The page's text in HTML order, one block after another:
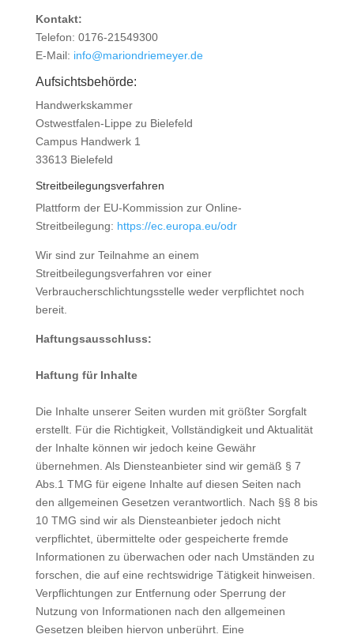
Kontakt:
Telefon: 0176-21549300
E-Mail: info@mariondriemeyer.de
Aufsichtsbehörde:
Handwerkskammer
Ostwestfalen-Lippe zu Bielefeld
Campus Handwerk 1
33613 Bielefeld
Streitbeilegungsverfahren
Plattform der EU-Kommission zur Online-
Streitbeilegung: https://ec.europa.eu/odr
Wir sind zur Teilnahme an einem
Streitbeilegungsverfahren vor einer
Verbraucherschlichtungsstelle weder verpflichtet noch
bereit.
Haftungsausschluss:
Haftung für Inhalte
Die Inhalte unserer Seiten wurden mit größter Sorgfalt
erstellt. Für die Richtigkeit, Vollständigkeit und Aktualität
der Inhalte können wir jedoch keine Gewähr
übernehmen. Als Diensteanbieter sind wir gemäß § 7
Abs.1 TMG für eigene Inhalte auf diesen Seiten nach
den allgemeinen Gesetzen verantwortlich. Nach §§ 8 bis
10 TMG sind wir als Diensteanbieter jedoch nicht
verpflichtet, übermittelte oder gespeicherte fremde
Informationen zu überwachen oder nach Umständen zu
forschen, die auf eine rechtswidrige Tätigkeit hinweisen.
Verpflichtungen zur Entfernung oder Sperrung der
Nutzung von Informationen nach den allgemeinen
Gesetzen bleiben hiervon unberührt. Eine